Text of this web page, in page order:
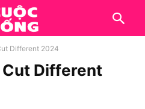
Different 2024
Different